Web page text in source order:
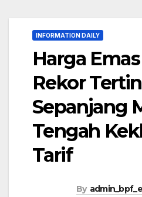
INFORMATION DAILY
Harga
Rekor
Sepanjang
Tengah
Tarif
By